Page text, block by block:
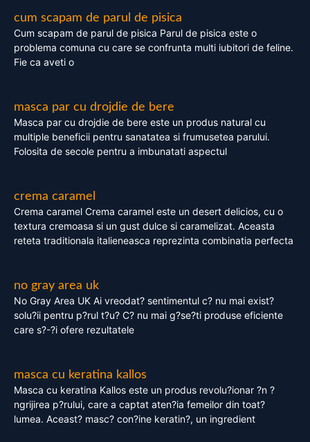
cum scapam de parul de pisica
Cum scapam de parul de pisica Parul de pisica este o
problema comuna cu care se confrunta multi iubitori de feline.
Fie ca aveti o
masca par cu drojdie de bere
Masca par cu drojdie de bere este un produs natural cu
multiple beneficii pentru sanatatea si frumusetea parului.
Folosita de secole pentru a imbunatati aspectul
crema caramel
Crema caramel Crema caramel este un desert delicios, cu o
textura cremoasa si un gust dulce si caramelizat. Aceasta
reteta traditionala italieneasca reprezinta combinatia perfecta
no gray area uk
No Gray Area UK Ai vreodat? sentimentul c? nu mai exist?
solu?ii pentru p?rul t?u? C? nu mai g?se?ti produse eficiente
care s?-?i ofere rezultatele
masca cu keratina kallos
Masca cu keratina Kallos este un produs revolu?ionar ?n ?
ngrijirea p?rului, care a captat aten?ia femeilor din toat?
lumea. Aceast? masc? con?ine keratin?, un ingredient